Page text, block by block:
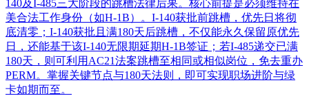
140及I-485三大阶段的跳槽法律后果。核心前提是必须维持在
美合法工作身份（如H-1B）。I-140获批前跳槽，优先日将彻
底清零；I-140获批且满180天后跳槽，不仅能永久保留原优先
日，还能基于该I-140无限期延期H-1B签证；若I-485递交已满
180天，则可利用AC21法案跳槽至相同或相似岗位，免去重办
PERM。掌握关键节点与180天法则，即可实现职场进阶与绿
卡如期而至。